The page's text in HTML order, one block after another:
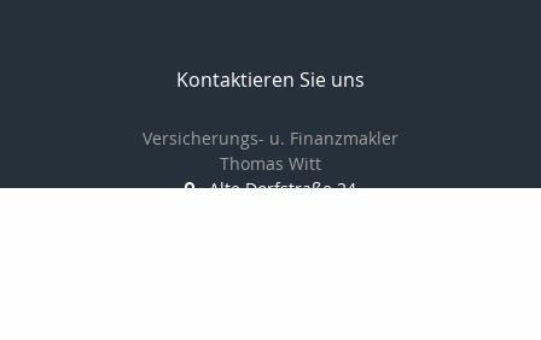
Kontaktieren Sie uns
Versicherungs- u. Finanzmakler
Thomas Witt
Alte Dorfstraße 24